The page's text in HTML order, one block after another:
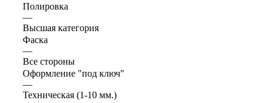
Полировка
—
Высшая категория
Фаска
—
Все стороны
Оформление "под ключ"
—
Техническая (1-10 мм.)